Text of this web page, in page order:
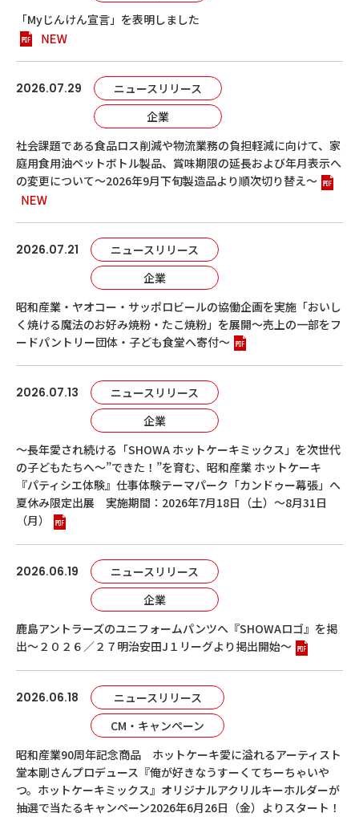
「Myじんけん宣言」を表明しました
2026.07.29
ニュースリリース
企業
社会課題である食品ロス削減や物流業務の負担軽減に向けて、家
庭用食用油ペットボトル製品、賞味期限の延長および年月表示へ
の変更について～2026年9月下旬製造品より順次切り替え～
2026.07.21
ニュースリリース
企業
昭和産業・ヤオコー・サッポロビールの協働企画を実施「おいし
く焼ける魔法のお好み焼粉・たこ焼粉」を展開～売上の一部をフ
ードパントリー団体・子ども食堂へ寄付～
2026.07.13
ニュースリリース
企業
～長年愛され続ける「SHOWA ホットケーキミックス」を次世代
の子どもたちへ～”できた！”を育む、昭和産業 ホットケーキ
『パティシエ体験』仕事体験テーマパーク「カンドゥー幕張」へ
夏休み限定出展 実施期間：2026年7月18日（土）～8月31日
（月）
2026.06.19
ニュースリリース
企業
鹿島アントラーズのユニフォームパンツへ『SHOWAロゴ』を掲
出～２０２６／２７明治安田J１リーグより掲出開始～
2026.06.18
ニュースリリース
CM・キャンペーン
昭和産業90周年記念商品 ホットケーキ愛に溢れるアーティスト
堂本剛さんプロデュース『俺が好きなうすーくてちーちゃいや
つ。ホットケーキミックス』オリジナルアクリルキーホルダーが
抽選で当たるキャンペーン2026年6月26日（金）よりスタート！